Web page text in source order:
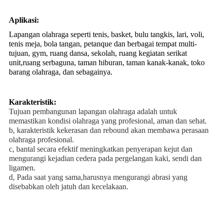
Aplikasi:
Lapangan olahraga seperti tenis, basket, bulu tangkis, lari, voli,
tenis meja, bola tangan, petanque dan berbagai tempat multi-
tujuan, gym, ruang dansa, sekolah, ruang kegiatan serikat
unit,ruang serbaguna, taman hiburan, taman kanak-kanak, toko
barang olahraga, dan sebagainya.
Karakteristik:
Tujuan pembangunan lapangan olahraga adalah untuk
memastikan kondisi olahraga yang profesional, aman dan sehat.
b, karakteristik kekerasan dan rebound akan membawa perasaan
olahraga profesional.
c, bantal secara efektif meningkatkan penyerapan kejut dan
mengurangi kejadian cedera pada pergelangan kaki, sendi dan
ligamen.
d, Pada saat yang sama,harusnya mengurangi abrasi yang
disebabkan oleh jatuh dan kecelakaan.